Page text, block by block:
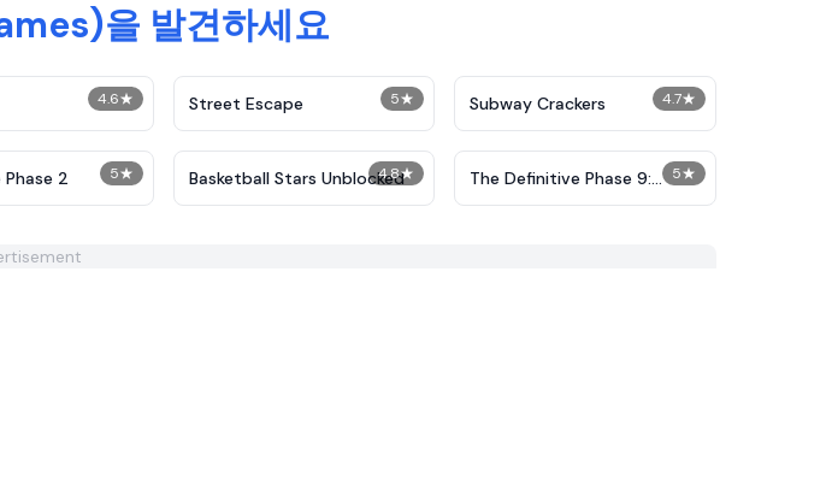
을 발견하세요
4.6★ 5★
Street Escape 4.7★
Subway Crackers
5★
2 4.8★
Basketball Stars Unblocked 5★
The Definitive Phase 9:
Demolition